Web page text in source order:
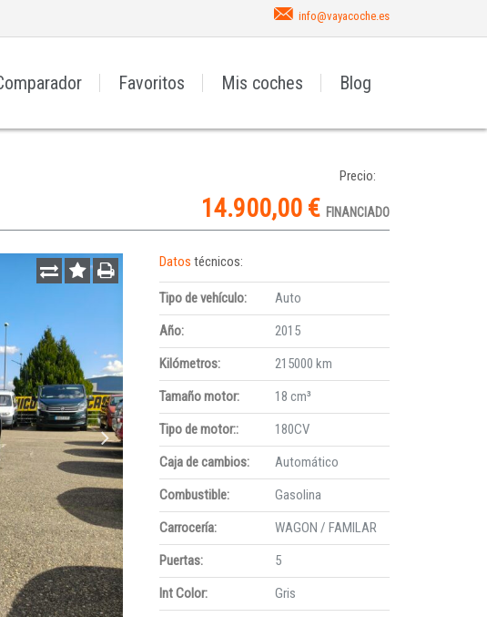
info@vayacoche.es
Favoritos Mis coches Blog
Precio:
14.900,00 € FINANCIADO
Datostécnicos:
Tipo de vehículo:
Auto
Año:
2015
Kilómetros:
215000 km
Tamaño motor:
18 cm³
Tipo de motor::
180CV
Caja de cambios:
Automático
Combustible:
Gasolina
Carrocería:
WAGON / FAMILAR
Puertas:
5
Int Color:
Gris